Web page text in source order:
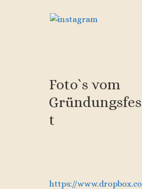
Foto`s vom
Gründungsfes
t
https://www.dropbox.co